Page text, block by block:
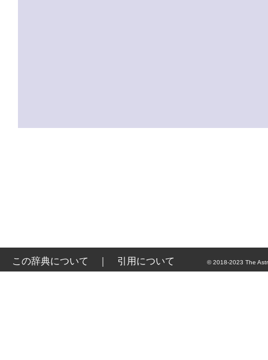
この辞典について 引用について © 2018-2023 The